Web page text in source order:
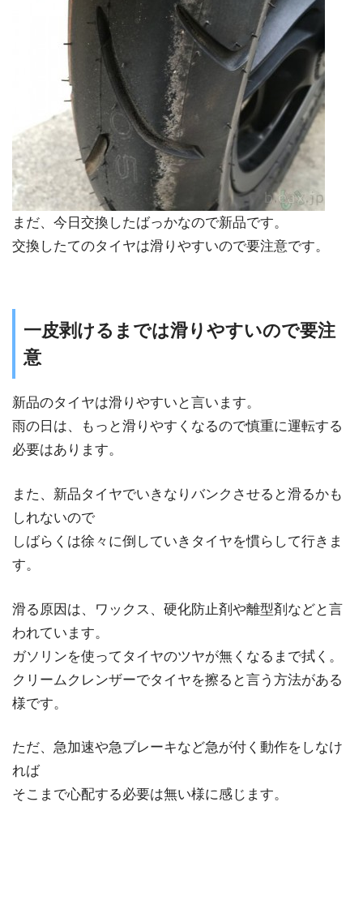
まだ、今日交換したばっかなので新品です。
交換したてのタイヤは滑りやすいので要注意です。
一皮剥けるまでは滑りやすいので要注
意
新品のタイヤは滑りやすいと言います。
雨の日は、もっと滑りやすくなるので慎重に運転する
必要はあります。
また、新品タイヤでいきなりバンクさせると滑るかも
しれないので
しばらくは徐々に倒していきタイヤを慣らして行きま
す。
滑る原因は、ワックス、硬化防止剤や離型剤などと言
われています。
ガソリンを使ってタイヤのツヤが無くなるまで拭く。
クリームクレンザーでタイヤを擦ると言う方法がある
様です。
ただ、急加速や急ブレーキなど急が付く動作をしなけ
れば
そこまで心配する必要は無い様に感じます。